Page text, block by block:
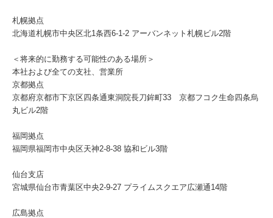
札幌拠点
北海道札幌市中央区北1条西6-1-2 アーバンネット札幌ビル2階
＜将来的に勤務する可能性のある場所＞
本社および全ての支社、営業所
京都拠点
京都府京都市下京区四条通東洞院長刀鉾町33 京都フコク生命四条烏
丸ビル2階
福岡拠点
福岡県福岡市中央区天神2-8-38 協和ビル3階
仙台支店
宮城県仙台市青葉区中央2-9-27 プライムスクエア広瀬通14階
広島拠点